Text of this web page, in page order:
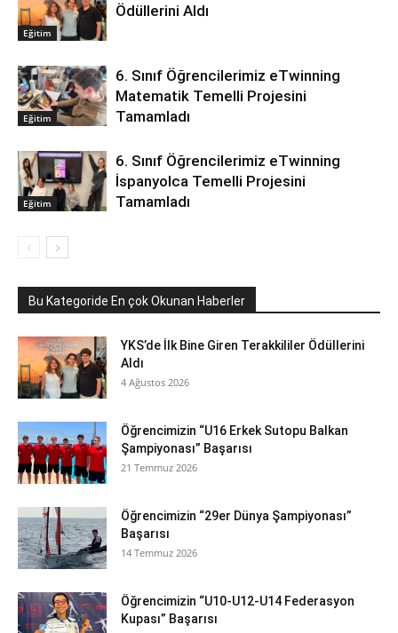
Eğitim
Ödüllerini Aldı
Eğitim
6. Sınıf Öğrencilerimiz eTwinning
Matematik Temelli Projesini
Tamamladı
Eğitim
6. Sınıf Öğrencilerimiz eTwinning
İspanyolca Temelli Projesini
Tamamladı
Bu Kategoride En çok Okunan Haberler
YKS’de İlk Bine Giren Terakkililer Ödüllerini
Aldı
4 Ağustos 2026
Öğrencimizin “U16 Erkek Sutopu Balkan
Şampiyonası” Başarısı
21 Temmuz 2026
Öğrencimizin “29er Dünya Şampiyonası”
Başarısı
14 Temmuz 2026
Öğrencimizin “U10-U12-U14 Federasyon
Kupası” Başarısı